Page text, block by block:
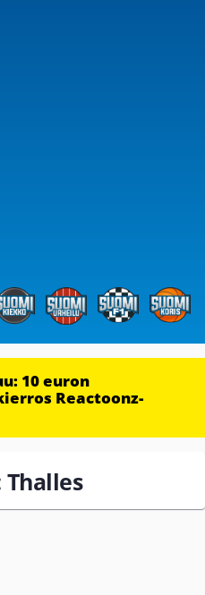
10 euron
Reactoonz-